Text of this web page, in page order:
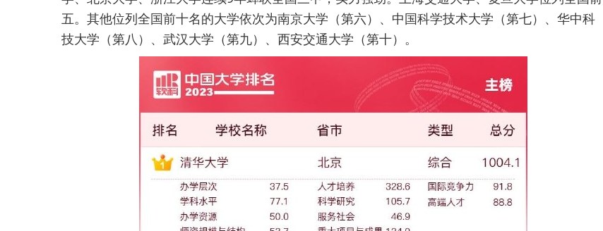
五。其他位列全国前十名的大学依次为南京大学（第六）、中国科学技术大学（第七）、华中科
技大学（第八）、武汉大学（第九）、西安交通大学（第十）。